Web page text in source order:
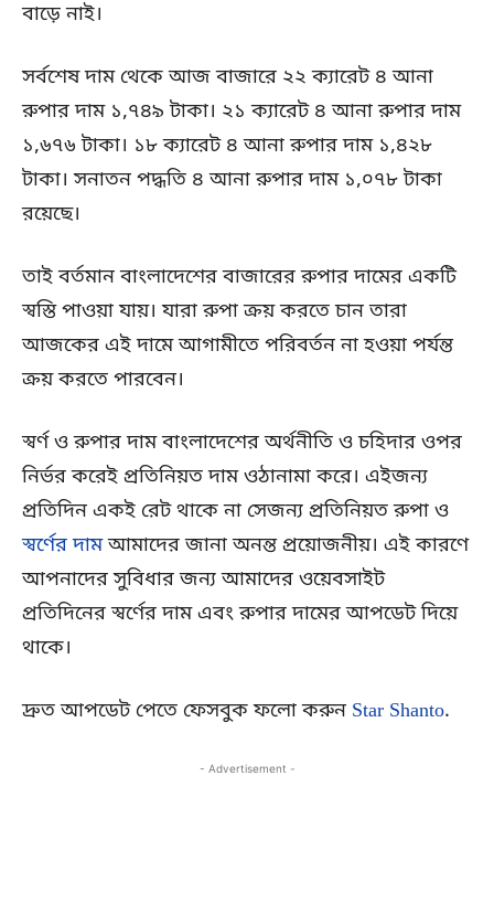
বাড়ে নাই।
সর্বশেষ দাম থেকে আজ বাজারে ২২ ক্যারেট ৪ আনা
রুপার দাম ১,৭৪৯ টাকা। ২১ ক্যারেট ৪ আনা রুপার দাম
১,৬৭৬ টাকা। ১৮ ক্যারেট ৪ আনা রুপার দাম ১,৪২৮
টাকা। সনাতন পদ্ধতি ৪ আনা রুপার দাম ১,০৭৮ টাকা
রয়েছে।
তাই বর্তমান বাংলাদেশের বাজারের রুপার দামের একটি
স্বস্তি পাওয়া যায়। যারা রুপা ক্রয় করতে চান তারা
আজকের এই দামে আগামীতে পরিবর্তন না হওয়া পর্যন্ত
ক্রয় করতে পারবেন।
স্বর্ণ ও রুপার দাম বাংলাদেশের অর্থনীতি ও চহিদার ওপর
নির্ভর করেই প্রতিনিয়ত দাম ওঠানামা করে। এইজন্য
প্রতিদিন একই রেট থাকে না সেজন্য প্রতিনিয়ত রুপা ও
স্বর্ণের দামআমাদের জানা অনন্ত প্রয়োজনীয়। এই কারণে
আপনাদের সুবিধার জন্য আমাদের ওয়েবসাইট
প্রতিদিনের স্বর্ণের দাম এবং রুপার দামের আপডেট দিয়ে
থাকে।
দ্রুত আপডেট পেতে ফেসবুক ফলো করুন Star Shanto.
- Advertisement -